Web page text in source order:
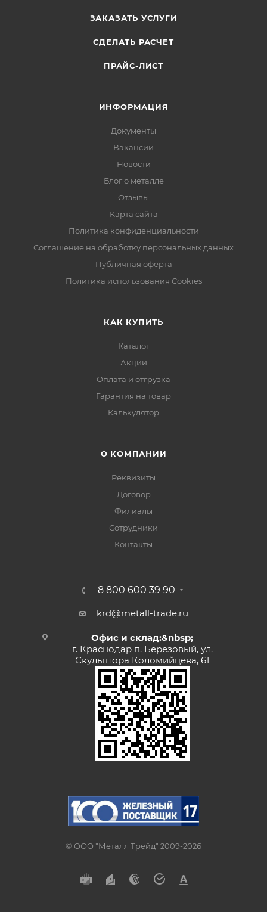
ЗАКАЗАТЬ УСЛУГИ
СДЕЛАТЬ РАСЧЕТ
ПРАЙС-ЛИСТ
ИНФОРМАЦИЯ
Документы
Вакансии
Новости
Блог о металле
Отзывы
Карта сайта
Политика конфиденциальности
Соглашение на обработку персональных данных
Публичная оферта
Политика использования Cookies
КАК КУПИТЬ
Каталог
Акции
Оплата и отгрузка
Гарантия на товар
Калькулятор
О КОМПАНИИ
Реквизиты
Договор
Филиалы
Сотрудники
Контакты
8 800 600 39 90
krd@metall-trade.ru
Офис и склад:&nbsp;
г. Краснодар п. Березовый, ул.
Скульптора Коломийцева, 61
© ООО "Металл Трейд" 2009-2026